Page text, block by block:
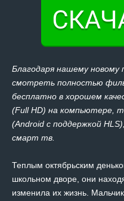
Благодаря нашему новому
смотреть полностью
бесплатно в хорошем
(Full HD) на компьютере,
(Android с поддержкой
смарт тв.
Теплым октябрьским
школьном дворе, они
изменила их жизнь.